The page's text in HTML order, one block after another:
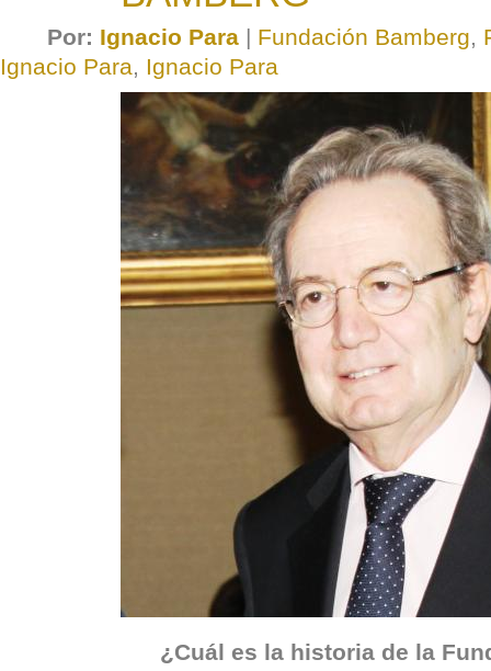
Por: Ignacio Para | Fundación Bamberg,
Ignacio Para, Ignacio Para
¿Cuál es la historia de la